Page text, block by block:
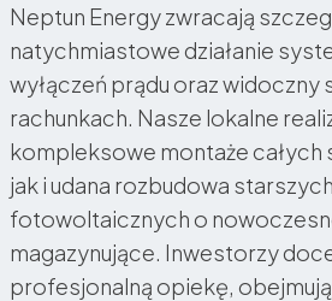
Neptun Energy zwracają
natychmiastowe działanie
wyłączeń prądu oraz widoczny
rachunkach. Nasze lokalne
kompleksowe montaże całych
jak i udana rozbudowa
fotowoltaicznych o
magazynujące. Inwestorzy
profesjonalną opiekę,